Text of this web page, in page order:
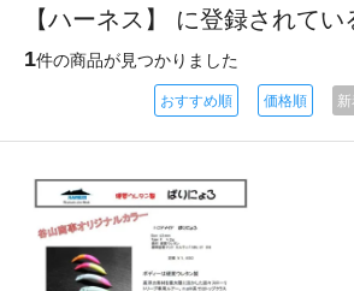
【ハーネス】 に登録されてい
1件の商品が見つかりました
おすすめ順 価格順